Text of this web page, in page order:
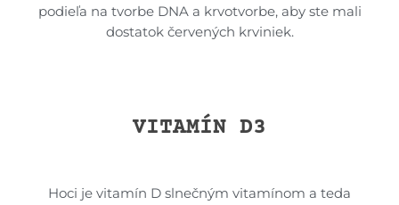
podieľa na tvorbe DNA a krvotvorbe, aby ste mali
dostatok červených krviniek.
VITAMÍN D3
Hoci je vitamín D slnečným vitamínom a teda